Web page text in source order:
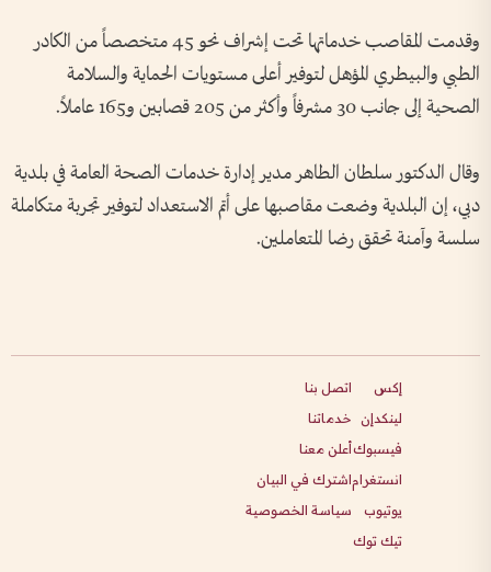
وقدمت المقاصب خدماتها تحت إشراف نحو 45 متخصصاً من الكادر
الطبي والبيطري المؤهل لتوفير أعلى مستويات الحماية والسلامة
الصحية إلى جانب 30 مشرفاً وأكثر من 205 قصابين و165 عاملاً.
وقال الدكتور سلطان الطاهر مدير إدارة خدمات الصحة العامة في بلدية
دبي، إن البلدية وضعت مقاصبها على أتم الاستعداد لتوفير تجربة متكاملة
سلسة وآمنة تحقق رضا المتعاملين.
إكس
لينكدإن
فيسبوك
انستغرام
يوتيوب
تيك توك
اتصل بنا
خدماتنا
أعلن معنا
اشترك في البيان
سياسة الخصوصية